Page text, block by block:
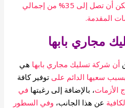
ات مثالية من الممكن أن تصل إلى 35% من إجمالي
بابها
تسليك مجاري بابها هي
الدائم على توفير كافة
، بالإضافة إلى رغبتها في
عن هذا الجانب،وفي السطور